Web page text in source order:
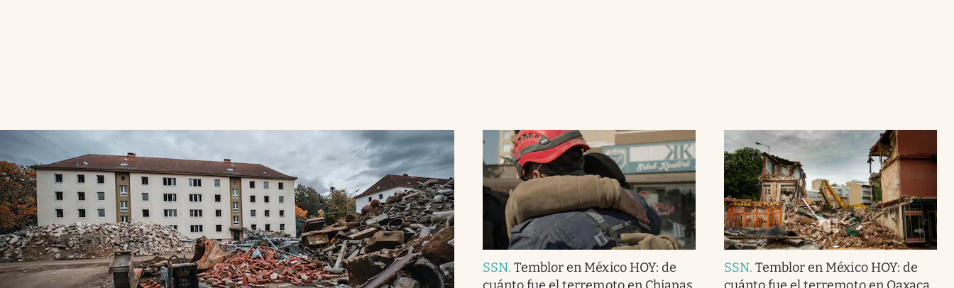
SSN.Temblor en México HOY: de
SSN.Temblor en México HOY: de